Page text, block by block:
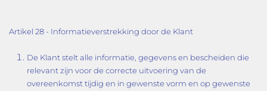
Artikel 28 - Informatieverstrekking door de Klant
De Klant stelt alle informatie, gegevens en bescheiden die
relevant zijn voor de correcte uitvoering van de
overeenkomst tijdig en in gewenste vorm en op gewenste